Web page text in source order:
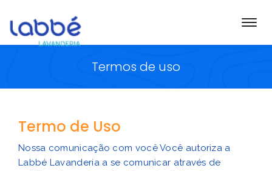
Termos de uso
Termo de Uso
Nossa comunicação com vocêVocê autoriza a
Labbé Lavanderia a se comunicar através de